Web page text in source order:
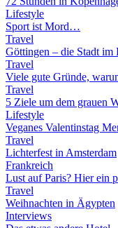
Lifestyle
Sport ist Mord…
Travel
Göttingen – die Stadt im
Travel
Viele gute Gründe,
Travel
5 Ziele um dem grauen
Lifestyle
Veganes Valentinstag
Travel
Lichterfest in Amsterdam
Frankreich
Lust auf Paris? Hier ein
Travel
Weihnachten in Ägypten
Interviews